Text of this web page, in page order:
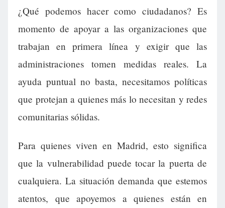
¿Qué podemos hacer como ciudadanos? Es
momento de apoyar a las organizaciones que
trabajan en primera línea y exigir que las
administraciones tomen medidas reales. La
ayuda puntual no basta, necesitamos políticas
que protejan a quienes más lo necesitan y redes
comunitarias sólidas.
Para quienes viven en Madrid, esto significa
que la vulnerabilidad puede tocar la puerta de
cualquiera. La situación demanda que estemos
atentos, que apoyemos a quienes están en